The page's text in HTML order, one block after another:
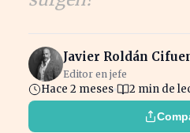
Javier Roldán
Editor en jefe
Hace 2 meses 2 min de